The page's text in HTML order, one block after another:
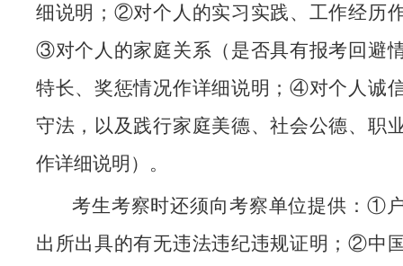
细说明；②对个人的实习实践、工作经历
③对个人的家庭关系（是否具有报考回避
特长、奖惩情况作详细说明；④对个人诚
守法，以及践行家庭美德、社会公德、职
作详细说明）。
考生考察时还须向考察单位提供： ①
出所出具的有无违法违纪违规证明；②中